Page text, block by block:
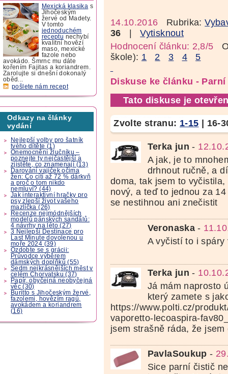
Mexická klasika s
Jihočeským
žervé od Madety.
V tomto
jednoduchém
receptu nechybí
kvalitní hovězí
maso, mexické
fazole nebo
avokádo. Šmrnc mu dáte
kořením Fajitas a koriandrem.
Zarolujte si dnešní dokonalý
oběd...
pošlete nám recept
Odkazy na články
vydání
Nejlepší volby pro šatník
tvého dítěte (1)
Onemocnění žlučníku –
poznejte ty nejčastější a
zjistěte, co znamenají (13)
Darování vajíček očima
žen: Co cítí až 72 % dárkyň
a proč o tom nikdo
nemluví? (44)
Jak interaktivní hračky pro
psy zlepší život vašeho
mazlíčka (26)
Recenze nejmódnějších
modelů pánských sandálů:
4 návrhy na léto (27)
3 Nejlepší Destinace pro
Last Minute dovolenou u
moře 2024 (39)
Ozdobte se s grácii:
Průvodce výběrem
dámských doplňků (55)
Sedm nejkrásnějších měst v
celém Chorvatsku (37)
Papír, obyčejná neobyčejná
věc (30)
Buritto s Jihočeským žervé,
fazolemi, hovězím ragú,
avokádem a koriandrem
(16)
14.10.2016 Rubrika:
36 |Vytisknout
Hodnocení článku: 2,8/5
škole): 1 2 3 4 5
Diskuse ke článku -
Tato diskuse je
Zvolte stranu: 1-15 | 16-
Terka jun -
A jak, je to
drhnout ručně, a
doma, tak jsem to
nový, a teď to jednou za
se nestihnou ani znečistit
Veronaska -
A vyčistí to i spáry
Terka jun -
Já mám naprosto
který zamete s
https://www.polti.cz/
vaporetto-lecoaspira-
jsem strašně ráda, že
PavlaSoukup -
Sice parní čistič